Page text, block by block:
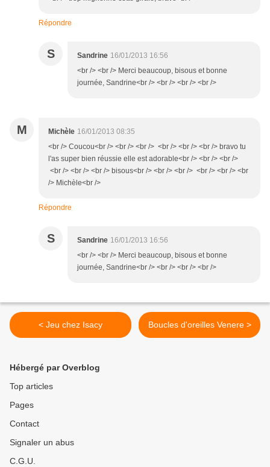
Répondre
S Sandrine 16/01/2013 16:56
<br /> <br /> Merci beaucoup, bisous et bonne
journée, Sandrine<br /> <br /> <br /> <br />
M Michèle 16/01/2013 08:35
<br /> Coucou<br /> <br /> <br /> <br /> <br /> <br /> bravo tu
l'as super bien réussie elle est adorable<br /> <br /> <br />
<br /> <br /> <br /> bisous<br /> <br /> <br /> <br /> <br /> <br
/> Michèle<br />
Répondre
S Sandrine 16/01/2013 16:56
<br /> <br /> Merci beaucoup, bisous et bonne
journée, Sandrine<br /> <br /> <br /> <br />
< Jeu chez Isacy Boucles d'oreilles Venere >
Hébergé par Overblog
Top articles
Pages
Contact
Signaler un abus
C.G.U.